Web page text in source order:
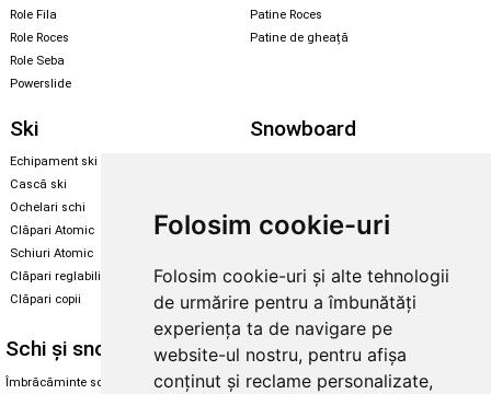
Folosim cookie-uri
Folosim cookie-uri și alte tehnologii
de urmărire pentru a îmbunătăți
experiența ta de navigare pe
website-ul nostru, pentru afișa
conținut și reclame personalizate,
Role Fila
Role Roces
Role Seba
Powerslide
Patine Roces
Patine de gheață
Ski
Echipament ski
Cască ski
Ochelari schi
Clăpari Atomic
Schiuri Atomic
Clăpari reglabili
Clăpari copii
Snowboard
Santa Cruz
Enuff Skateboards
Schi și snowboard
Îmbrăcăminte schi și snowboard
Diverse
Cum aleg rolele